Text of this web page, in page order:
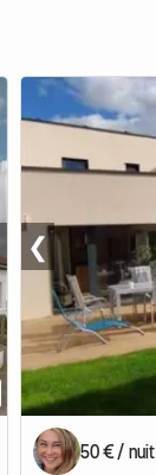
❮
50 € / nuit